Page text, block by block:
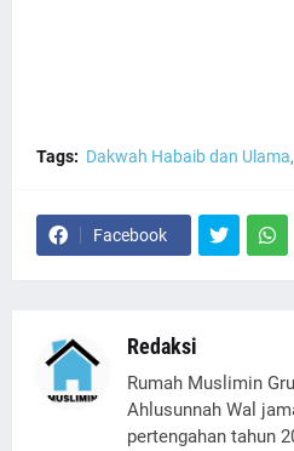
Tags: Dakwah Habaib dan Ulama
Facebook
Redaksi
Rumah Muslimin
Ahlusunnah Wal
pertengahan tahun